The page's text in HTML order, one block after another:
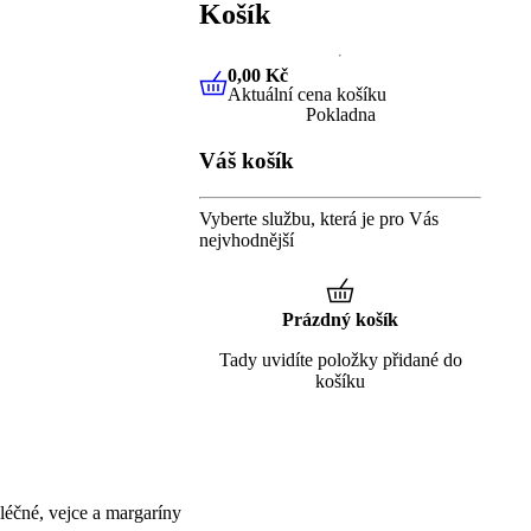
vejce a margaríny
Košík
0,00 KčAktuální cena košíku
0,00 Kč
Aktuální cena košíku
Pokladna
Váš košík
Vyberte službu, která je pro Vás
nejvhodnější
Prázdný košík
Tady uvidíte položky přidané do
košíku